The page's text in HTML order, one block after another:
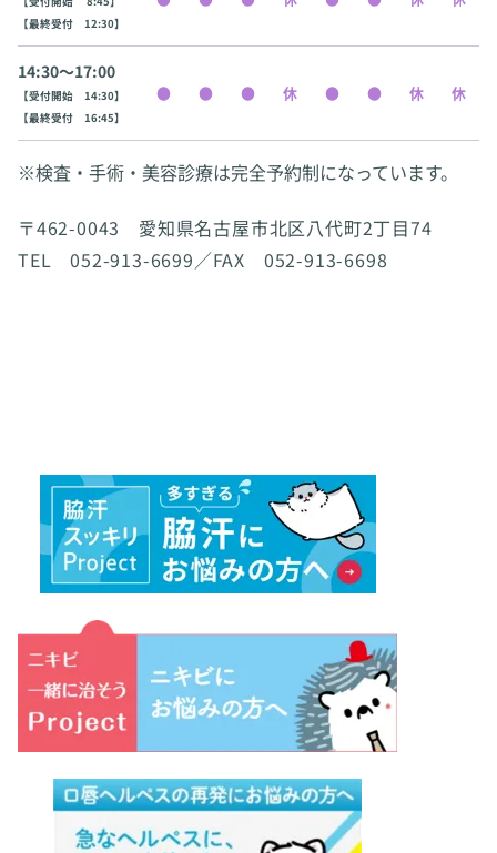
【最終受付 12:30】
14:30〜17:00
【受付開始 14:30】
【最終受付 16:45】
※検査・手術・美容診療は完全予約制になっています。
〒462-0043 愛知県名古屋市北区八代町2丁目74
TEL 052-913-6699／FAX 052-913-6698